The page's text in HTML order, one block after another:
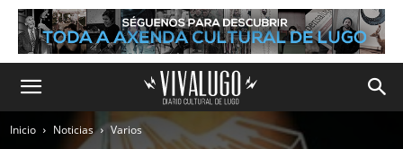
Inicio Noticias Varios